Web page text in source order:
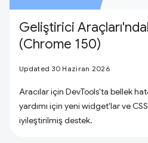
Geliştirici
(Chrome 150)
Updated 30 Haziran 2026
Aracılar için DevTools'ta bellek
yardımı için yeni widget'lar ve
iyileştirilmiş destek.